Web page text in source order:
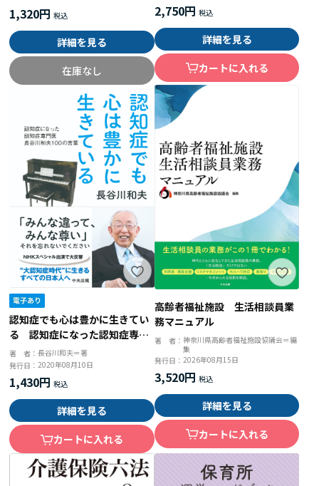
1,320円
詳細を見る
在庫なし
2,750円
詳細を見る
カートに入れる
認知症でも心は豊かに生きてい
る 認知症になった認知症専門
医 長谷川和夫１００の言葉
著 者：長谷川和夫＝著
発行日：2020年08月10日
1,430円
詳細を見る
カートに入れる
高齢者福祉施設 生活相談員業
務マニュアル
著 者： 神奈川県高齢者福祉施設協議会＝編
集
発行日： 2026年08月15日
3,520円
詳細を見る
カートに入れる